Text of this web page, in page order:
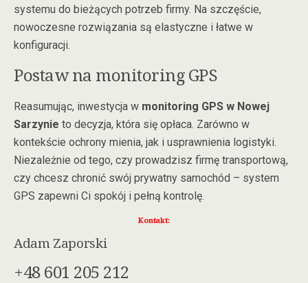
systemu do bieżących potrzeb firmy. Na szczęście,
nowoczesne rozwiązania są elastyczne i łatwe w
konfiguracji.
Postaw na monitoring GPS
Reasumując, inwestycja w monitoring GPS w Nowej
Sarzynie to decyzja, która się opłaca. Zarówno w
kontekście ochrony mienia, jak i usprawnienia logistyki.
Niezależnie od tego, czy prowadzisz firmę transportową,
czy chcesz chronić swój prywatny samochód – system
GPS zapewni Ci spokój i pełną kontrolę.
Kontakt:
Adam Zaporski
+48 601 205 212